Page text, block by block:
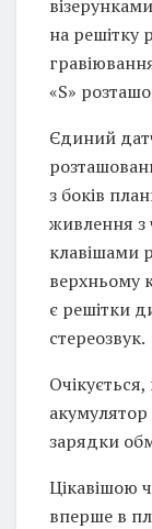
на решітку
«S»
Єдиний
з боків
живлення з
клавішами
верхньому
є решітки
стереозвук.
зарядки
Цікавішою
вперше в